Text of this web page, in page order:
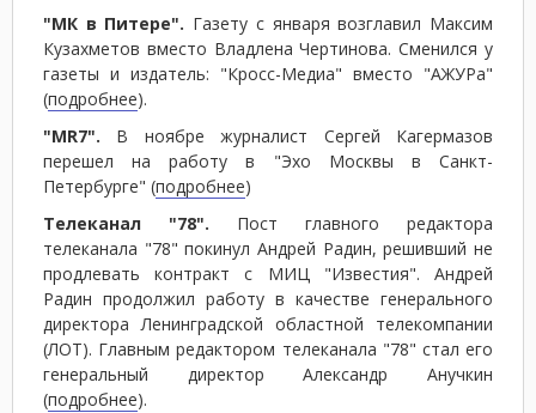
"МК в Питере". Газету с января возглавил Максим
Кузахметов вместо Владлена Чертинова. Сменился у
газеты и издатель: "Кросс-Медиа" вместо "АЖУРа"
(подробнее).
"MR7". В ноябре журналист Сергей Кагермазов
перешел на работу в "Эхо Москвы в Санкт-
Петербурге" (подробнее)
Телеканал "78". Пост главного редактора
телеканала "78" покинул Андрей Радин, решивший не
продлевать контракт с МИЦ "Известия". Андрей
Радин продолжил работу в качестве генерального
директора Ленинградской областной телекомпании
(ЛОТ). Главным редактором телеканала "78" стал его
генеральный директор Александр Анучкин
(подробнее).